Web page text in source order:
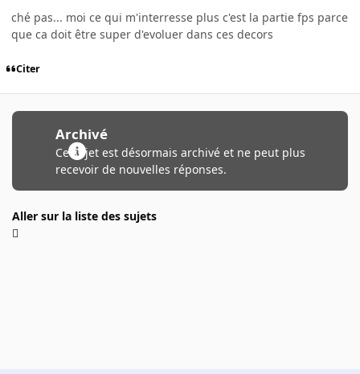
ché pas... moi ce qui m'interresse plus c'est la partie fps parce
que ca doit être super d'evoluer dans ces decors
Citer
Archivé
Ce sujet est désormais archivé et ne peut plus
recevoir de nouvelles réponses.
Aller sur la liste des sujets